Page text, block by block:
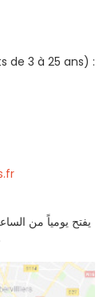
de 3 à 25 ans) :